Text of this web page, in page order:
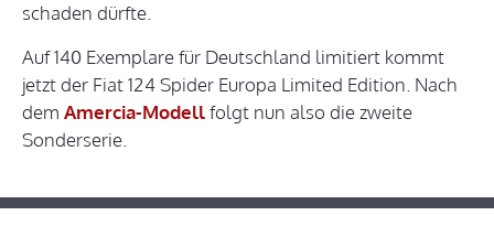
schaden dürfte.
Auf 140 Exemplare für Deutschland limitiert kommt
jetzt der Fiat 124 Spider Europa Limited Edition. Nach
dem Amercia-Modellfolgt nun also die zweite
Sonderserie.